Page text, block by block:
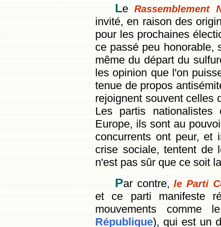
Le Rassemblement
invité, en raison des
pour les prochaines
ce passé peu honorable,
même du départ du
les opinion que l'on
tenue de propos
rejoignent souvent celles
Les partis
Europe, ils sont au
concurrents ont peur, et
crise sociale, tentent de
n'est pas sûr que ce soit
Par contre,le Parti
et ce parti manifeste
mouvements comme
République), qui est un